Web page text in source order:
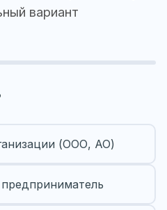
вариант
(ООО, АО)